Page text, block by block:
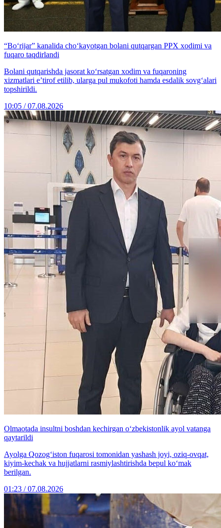
“Bo‘rijar” kanalida cho‘kayotgan bolani qutqargan PPX xodimi va
fuqaro taqdirlandi
Bolani qutqarishda jasorat ko‘rsatgan xodim va fuqaroning
xizmatlari e’tirof etilib, ularga pul mukofoti hamda esdalik sovg‘alari
topshirildi.
10:05 / 07.08.2026
Olmaotada insultni boshdan kechirgan o‘zbekistonlik ayol vatanga
qaytarildi
Ayolga Qozog‘iston fuqarosi tomonidan yashash joyi, oziq-ovqat,
kiyim-kechak va hujjatlarni rasmiylashtirishda bepul ko‘mak
berilgan.
01:23 / 07.08.2026